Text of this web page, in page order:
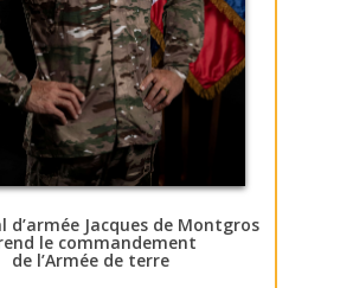
d’armée Jacques de Montgros
le commandement
de l’Armée de terre